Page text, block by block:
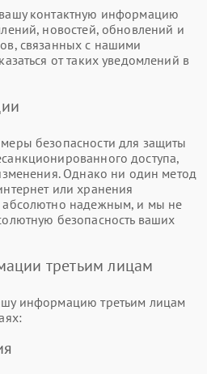
контактную информацию
новостей, обновлений и
связанных с нашими
от таких уведомлений в
безопасности для защиты
доступа,
Однако ни один метод
или хранения
абсолютно надежным, и мы не
безопасность ваших
третьим лицам
информацию третьим лицам